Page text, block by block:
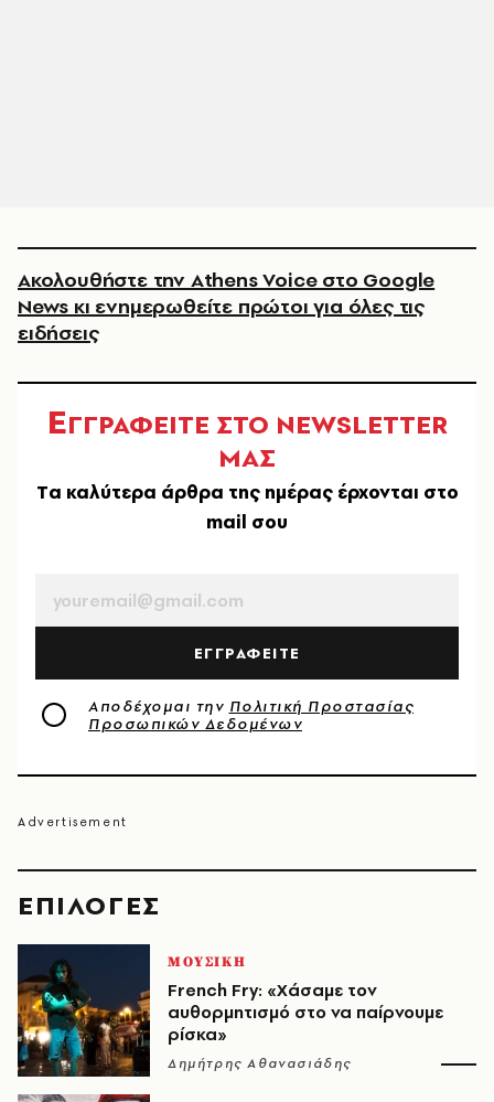
EΠΙΛΟΓΈΣ
ΜΟΥΣΙΚΗ
French Fry: «Χάσαμε τον
αυθορμητισμό στο να παίρνουμε
ρίσκα»
Δημήτρης Αθανασιάδης
Ακολουθήστε την Athens Voice στο Google
News κι ενημερωθείτε πρώτοι για όλες τις
ειδήσεις
ΕΓΓΡΑΦΕΙΤΕ ΣΤΟ NEWSLETTER
ΜΑΣ
Tα καλύτερα άρθρα της ημέρας έρχονται στο
mail σου
ΕΓΓΡΑΦΕΙΤΕ
Αποδέχομαι την Πολιτική Προστασίας
Προσωπικών Δεδομένων